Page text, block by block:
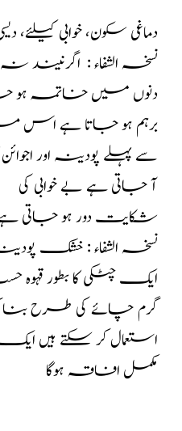
دماغی سکون، خوابی کیلئے،
نسخہ الشفاء : اگرنیند
دنوں میں خاتمہ ہو
برہم ہو جاتا ہے
سے پہلے پودینہ اور
آ جاتی ہے بے خوابی کی
شکایت دور ہو جاتی
نسخہ الشفاء : خشک
ایک چٹکی کا بطور قہوہ
گرم چائے کی طرح بنا
استعمال کر سکتے ہیں
مکمل افاقہ ہوگا